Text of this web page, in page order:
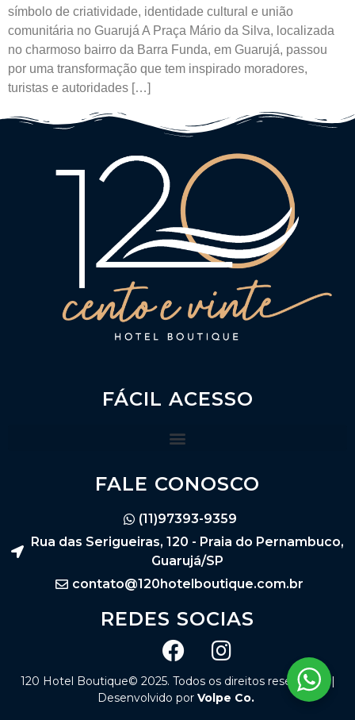
símbolo de criatividade, identidade cultural e união
comunitária no Guarujá A Praça Mário da Silva, localizada
no charmoso bairro da Barra Funda, em Guarujá, passou
por uma transformação que tem inspirado moradores,
turistas e autoridades […]
FÁCIL ACESSO
FALE CONOSCO
(11)97393-9359
Rua das Serigueiras, 120 - Praia do Pernambuco,
Guarujá/SP
contato@120hotelboutique.com.br
REDES SOCIAS
120 Hotel Boutique© 2025. Todos os direitos reservados |
Desenvolvido por Volpe Co.